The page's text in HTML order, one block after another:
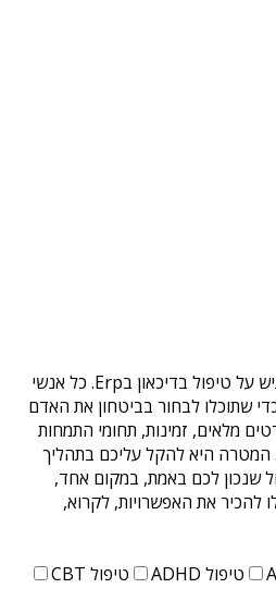
על טיפול בדיכאון בErp
. כל אנשי
שתוכלו לבחור בביטחון את האדם
מלאים, זמינות, תחומי התמחות
המטרה היא להקל עליכם בתהליך
שנכון לכם באמת, במקום אחד,
להכיר את האפשרויות, לקרוא,
טיפול ADHD
טיפול CBT